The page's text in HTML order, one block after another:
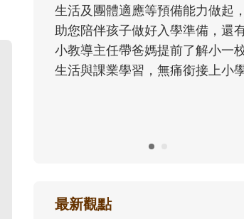
最新觀點